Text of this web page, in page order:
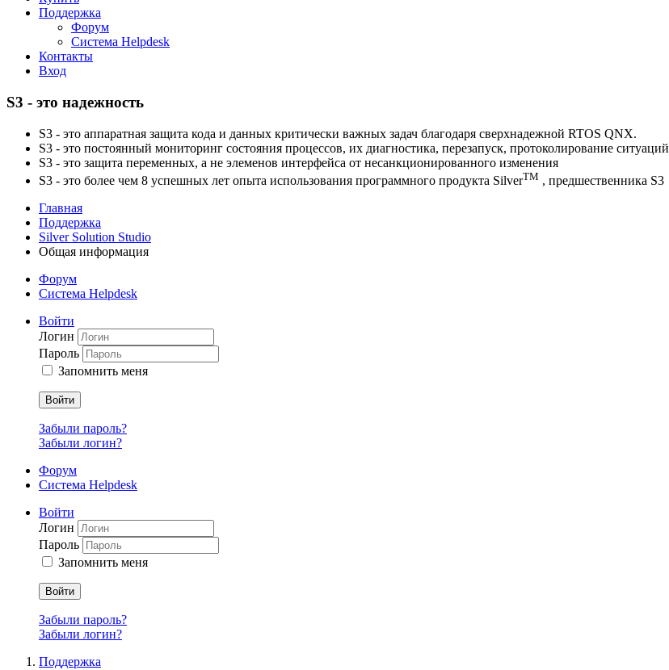
Поддержка
Форум
Система Helpdesk
Контакты
Вход
S3 - это надежность
S3 - это аппаратная защита кода и данных критически важных задач благодаря сверхнадежной RTOS QNX.
S3 - это постоянный мониторинг состояния процессов, их диагностика, перезапуск, протоколирование ситуаций
S3 - это защита переменных, а не элеменов интерфейса от несанкционированного изменения
S3 - это более чем 8 успешных лет опыта использования программного продукта SilverTM , предшественника S3
Главная
Поддержка
Silver Solution Studio
Общая информация
Форум
Система Helpdesk
Войти
Логин
Пароль
Запомнить меня
Войти
Забыли пароль?
Забыли логин?
Форум
Система Helpdesk
Войти
Логин
Пароль
Запомнить меня
Войти
Забыли пароль?
Забыли логин?
Поддержка